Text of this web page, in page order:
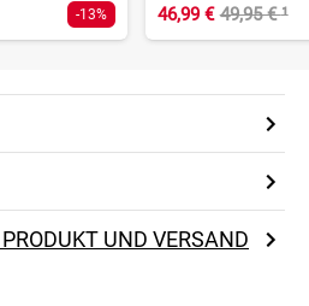
-13%
46,99 € 49,95 €¹
UND VERSAND